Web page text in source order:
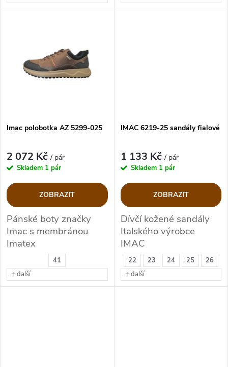
t
41
+ další
Imac polobotka AZ 5299-025
2 072 Kč/ pár
Skladem 1 pár
ZOBRAZIT
Pánské boty značky
Imac s membránou
Imatex
22 23 24 25
26
+ další
IMAC 6219-25 sandály fialové
1 133 Kč/ pár
Skladem 1 pár
ZOBRAZIT
Dívčí kožené sandály
Italského výrobce
IMAC